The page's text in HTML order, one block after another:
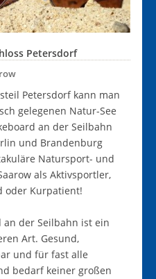
Petersdorf
Petersdorf kann man
gelegenen Natur-See
an der Seilbahn
und Brandenburg
Natursport- und
als Aktivsportler,
oder Kurpatient!
an der Seilbahn ist ein
Art. Gesund,
und für fast alle
bedarf keiner großen